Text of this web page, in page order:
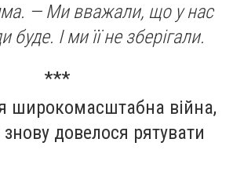
— Ми вважали, що у нас
буде. І ми її не зберігали.
***
широкомасштабна війна,
довелося рятувати